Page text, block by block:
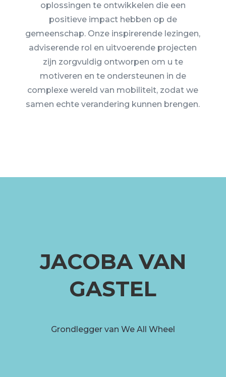
oplossingen te ontwikkelen die een
positieve impact hebben op de
gemeenschap. Onze inspirerende lezingen,
adviserende rol en uitvoerende projecten
zijn zorgvuldig ontworpen om u te
motiveren en te ondersteunen in de
complexe wereld van mobiliteit, zodat we
samen echte verandering kunnen brengen.
JACOBA VAN
GASTEL
Grondlegger van We All Wheel